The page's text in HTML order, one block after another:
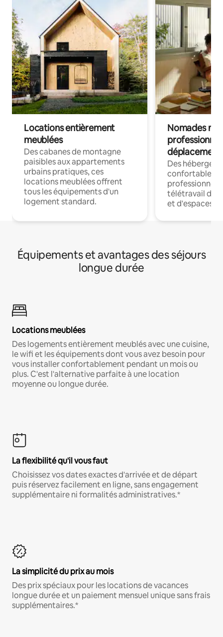
Locations entièrement
meublées
Des cabanes de montagne
paisibles aux appartements
urbains pratiques, ces
locations meublées offrent
tous les équipements d'un
logement standard.
Nomades
déplacement
Des
confortables
professionnels
télétravail
et d'espaces
Équipements et avantages des séjours
longue durée
Locations meublées
Des logements entièrement meublés avec une cuisine,
le wifi et les équipements dont vous avez besoin pour
vous installer confortablement pendant un mois ou
plus. C'est l'alternative parfaite à une location
moyenne ou longue durée.
La flexibilité qu'il vous faut
Choisissez vos dates exactes d'arrivée et de départ
puis réservez facilement en ligne, sans engagement
supplémentaire ni formalités administratives.*
La simplicité du prix au mois
Des prix spéciaux pour les locations de vacances
longue durée et un paiement mensuel unique sans frais
supplémentaires.*